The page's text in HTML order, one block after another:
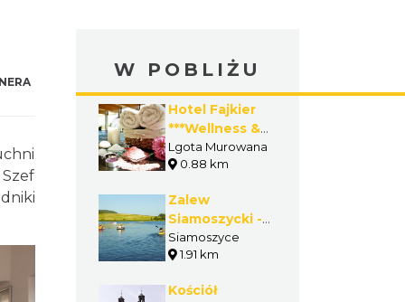
W POBLIŻU
Hotel Fajkier
***Wellness &
SPA
Lgota Murowana
0.88 km
Zalew
Siamoszycki -
Jura Camp 244
Siamoszyce
1.91 km
Kościół